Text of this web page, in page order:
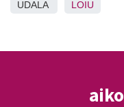
UDALA LOIU